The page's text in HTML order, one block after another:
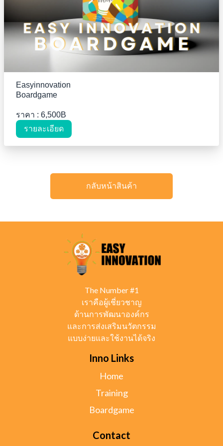
Easyinnovation
Boardgame
ราคา : 6,500B
รายละเอียด
กลับหน้าสินค้า
The Number #1
เราคือผู้เชี่ยวชาญ
ด้านการพัฒนาองค์กร
และการส่งเสริมนวัตกรรม
แบบง่ายและใช้งานได้จริง
Inno Links
Home
Training
Boardgame
Contact